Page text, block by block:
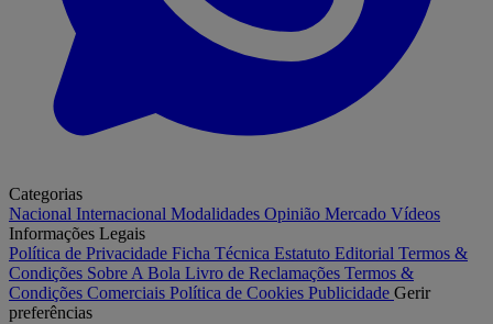
Categorias
Nacional Internacional Modalidades Opinião Mercado Vídeos
Informações Legais
Política de Privacidade Ficha Técnica Estatuto Editorial Termos &
Condições Sobre A Bola Livro de Reclamações Termos &
Condições Comerciais Política de Cookies Publicidade Gerir
preferências